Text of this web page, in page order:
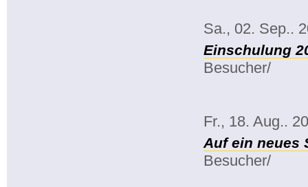
Sa., 02. Sep..
Einschulung
Besucher/
Fr., 18. Aug..
Auf ein neues
Besucher/